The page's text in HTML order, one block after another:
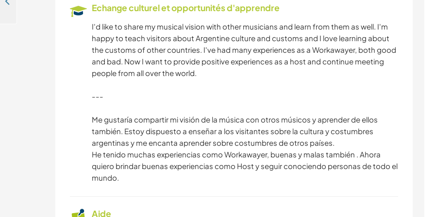
Echange culturel et opportunités d'apprendre
I'd like to share my musical vision with other musicians and learn from them as well. I'm
happy to teach visitors about Argentine culture and customs and I love learning about
the customs of other countries. I've had many experiences as a Workawayer, both good
and bad. Now I want to provide positive experiences as a host and continue meeting
people from all over the world.
---
Me gustaría compartir mi visión de la música con otros músicos y aprender de ellos
también. Estoy dispuesto a enseñar a los visitantes sobre la cultura y costumbres
argentinas y me encanta aprender sobre costumbres de otros países.
He tenido muchas experiencias como Workawayer, buenas y malas también . Ahora
quiero brindar buenas experiencias como Host y seguir conociendo personas de todo el
mundo.
Aide